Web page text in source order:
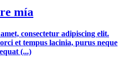
mía
consectetur adipiscing elit.
et tempus lacinia, purus neque
(...)